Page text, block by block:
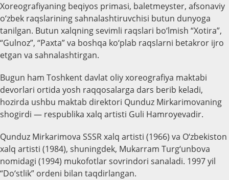
Xoreografiyaning beqiyos primasi, baletmeyster, afsonaviy
o‘zbek raqslarining sahnalashtiruvchisi butun dunyoga
tanilgan. Butun xalqning sevimli raqslari bo‘lmish “Xotira”,
“Gulnoz”, “Paxta” va boshqa ko‘plab raqslarni betakror ijro
etgan va sahnalashtirgan.
Bugun ham Toshkent davlat oliy xoreografiya maktabi
devorlari ortida yosh raqqosalarga dars berib keladi,
hozirda ushbu maktab direktori Qunduz Mirkarimovaning
shogirdi — respublika xalq artisti Guli Hamroyevadir.
Qunduz Mirkarimova SSSR xalq artisti (1966) va O‘zbekiston
xalq artisti (1984), shuningdek, Mukarram Turg‘unbova
nomidagi (1994) mukofotlar sovrindori sanaladi. 1997 yil
“Do‘stlik” ordeni bilan taqdirlangan.